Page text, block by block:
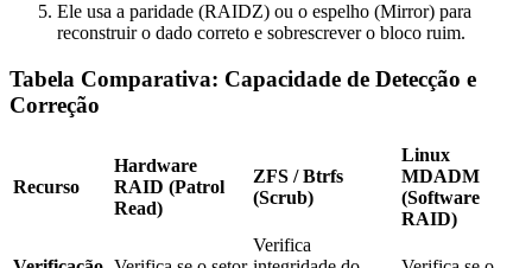
Ele usa a paridade (RAIDZ) ou o espelho (Mirror) para
reconstruir o dado correto e sobrescrever o bloco ruim.
Tabela Comparativa: Capacidade de Detecção e
Correção
Recurso
Hardware
RAID (Patrol
Read)
ZFS / Btrfs
(Scrub)
Linux
MDADM
(Software
RAID)
Verifica